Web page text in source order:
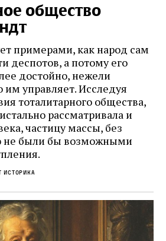
общество
примерами, как народ сам
деспотов, а потому его
достойно, нежели
им управляет. Исследуя
тоталитарного общества,
рассматривала и
частицу массы, без
не были бы возможными
историка